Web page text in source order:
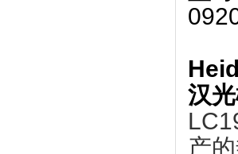
汉
产的‌